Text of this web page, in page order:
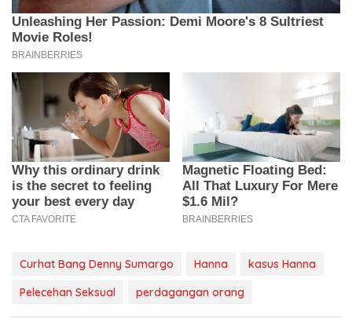
Curhat Bang Denny Sumargo Hanna
kasus Hanna
Pelecehan Seksual
perdagangan orang